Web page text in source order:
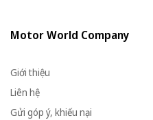
Motor World Company
Giới thiệu
Liên hệ
Gửi góp ý, khiếu nại